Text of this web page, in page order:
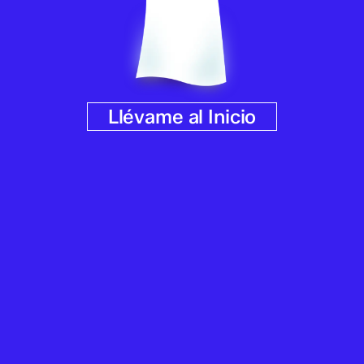
Llévame al Inicio